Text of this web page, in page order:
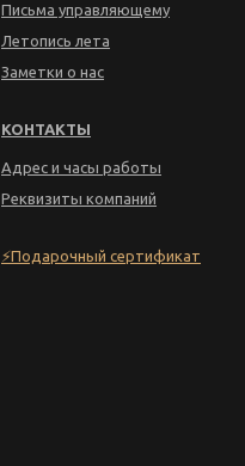
Письма управляющему
Летопись лета
Заметки о нас
КОНТАКТЫ
Адрес и часы работы
Реквизиты компаний
⚡Подарочный сертификат